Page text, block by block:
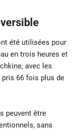
été utilisées pour
en trois heures et
avec les
66 fois plus de
peuvent être
sans